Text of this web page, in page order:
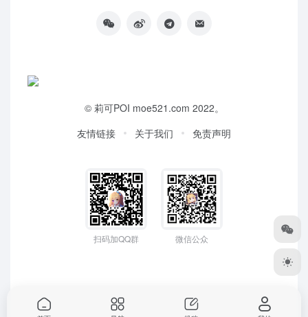
© 莉可POI moe521.com 2022。
友情链接
关于我们 免责声明
扫码加QQ群 微信公众